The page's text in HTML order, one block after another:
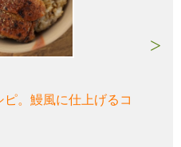
。鰻風に仕上げるコ